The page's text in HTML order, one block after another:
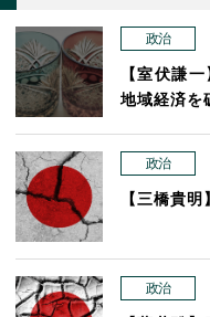
政治
【室伏謙
地域経済を
政治
【三橋貴
政治